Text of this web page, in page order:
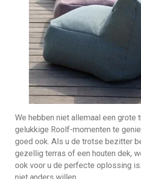
We hebben niet allemaal een grote
gelukkige Roolf-momenten te
goed ook. Als u de trotse bezitter
gezellig terras of een houten dek,
ook voor u de perfecte oplossing